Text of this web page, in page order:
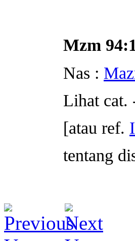
Mzm
Nas :
Lihat cat.
[atau ref.
tentang